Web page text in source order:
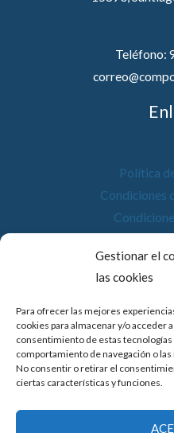
Gestionar el
las cookies
Para ofrecer las mejores
cookies para almacenar y/o acceder
consentimiento de estas
comportamiento de navegación o
No consentir o retirar el
ciertas características y funciones.
Teléfono:
Política
Condiciones
Política
© 2026
Financiado por la Unión
Digital por los fondos